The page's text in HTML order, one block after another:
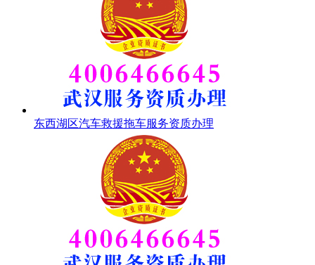
东西湖区汽车救援拖车服务资质办理